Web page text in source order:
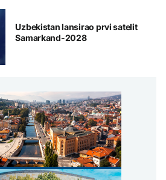
Uzbekistan lansirao prvi satelit
Samarkand-2028